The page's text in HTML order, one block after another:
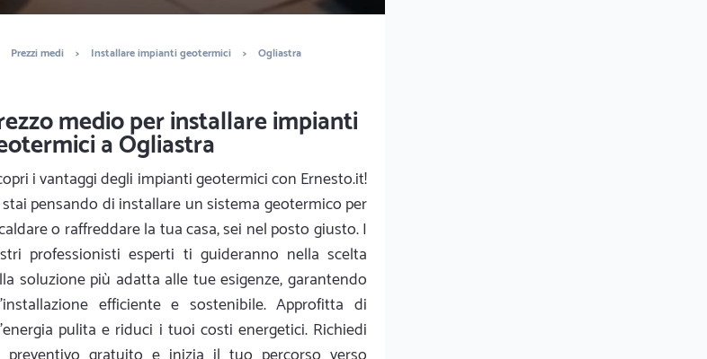
Prezzi medi > Installare impianti geotermici > Ogliastra
medio per installare impianti
a Ogliastra
i vantaggi degli impianti geotermici con Ernesto.it!
pensando di installare un sistema geotermico per
o raffreddare la tua casa, sei nel posto giusto. I
professionisti esperti ti guideranno nella scelta
soluzione più adatta alle tue esigenze, garantendo
efficiente e sostenibile. Approfitta di
pulita e riduci i tuoi costi energetici. Richiedi